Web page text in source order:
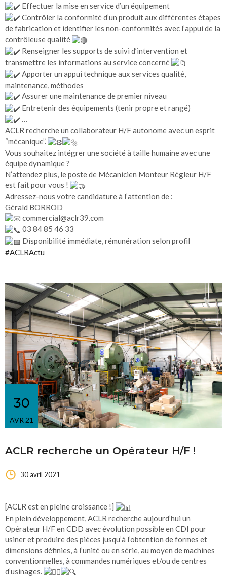
Effectuer la mise en service d’un équipement
Contrôler la conformité d’un produit aux différentes étapes
de fabrication et identifier les non-conformités avec l’appui de la
contrôleuse qualité
Renseigner les supports de suivi d’intervention et
transmettre les informations au service concerné
Apporter un appui technique aux services qualité,
maintenance, méthodes
Assurer une maintenance de premier niveau
Entretenir des équipements (tenir propre et rangé)
ACLR recherche un collaborateur H/F autonome avec un esprit
“mécanique”.
Vous souhaitez intégrer une société à taille humaine avec une
équipe dynamique ?
N’attendez plus, le poste de Mécanicien Monteur Régleur H/F
est fait pour vous !
Adressez-nous votre candidature à l’attention de :
Gérald BORROD
commercial@aclr39.com
03 84 85 46 33
Disponibilité immédiate, rémunération selon profil
#ACLRActu
30
AVR 21
ACLR recherche un Opérateur H/F !
30 avril 2021
[ACLR est en pleine croissance !]
En plein développement, ACLR recherche aujourd’hui un
Opérateur H/F en CDD avec évolution possible en CDI pour
usiner et produire des pièces jusqu’à l’obtention de formes et
dimensions définies, à l’unité ou en série, au moyen de machines
conventionnelles, à commandes numériques et/ou de centres
d’usinages.